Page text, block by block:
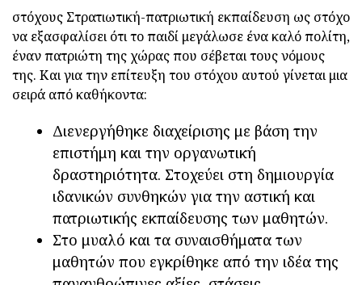
στόχους Στρατιωτική-πατριωτική εκπαίδευση ως στόχο
να εξασφαλίσει ότι το παιδί μεγάλωσε ένα καλό πολίτη,
έναν πατριώτη της χώρας που σέβεται τους νόμους
της. Και για την επίτευξη του στόχου αυτού γίνεται μια
σειρά από καθήκοντα:
Διενεργήθηκε διαχείρισης με βάση την
επιστήμη και την οργανωτική
δραστηριότητα. Στοχεύει στη δημιουργία
ιδανικών συνθηκών για την αστική και
πατριωτικής εκπαίδευσης των μαθητών.
Στο μυαλό και τα συναισθήματα των
μαθητών που εγκρίθηκε από την ιδέα της